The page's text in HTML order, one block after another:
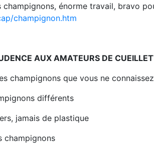
énorme travail, bravo
champignon.htm
AUX AMATEURS DE
champignons que vous ne
différents
jamais de plastique
champignons